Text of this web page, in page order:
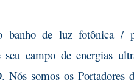
banho de luz fotônica /
campo de energias
Nós somos os Portadores